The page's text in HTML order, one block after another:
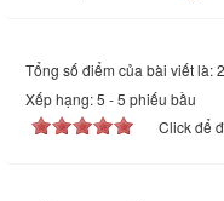
Tổng số điểm của bài viết là:
Xếp hạng:5 -5 phiếu bầu
Click để